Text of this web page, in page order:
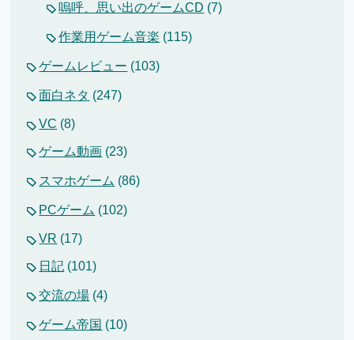
嗚呼、思い出のゲームCD (7)
作業用ゲーム音楽 (115)
ゲームレビュー (103)
面白ネタ (247)
VC (8)
ゲーム動画 (23)
スマホゲーム (86)
PCゲーム (102)
VR (17)
日記 (101)
交流の場 (4)
ゲーム帝国 (10)